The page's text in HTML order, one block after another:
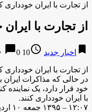
از تجارت با ایران خودداری
از تجارت با
bookmark اخبار جدید access_time
10 years ago
chat_bubble0
از تجارت با ایران خودداری
در حالی که مذاکرات
خود قرار دارد، یک
با ایران خودداری کنند.
۱۲:۰۷ – ۱۳۹۵ جمعه ۱۰ اردیبهشت